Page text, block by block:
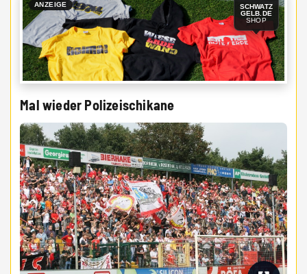
ANZEIGE
SCHWATZ
GELB.DE
SHOP
Mal wieder Polizeischikane